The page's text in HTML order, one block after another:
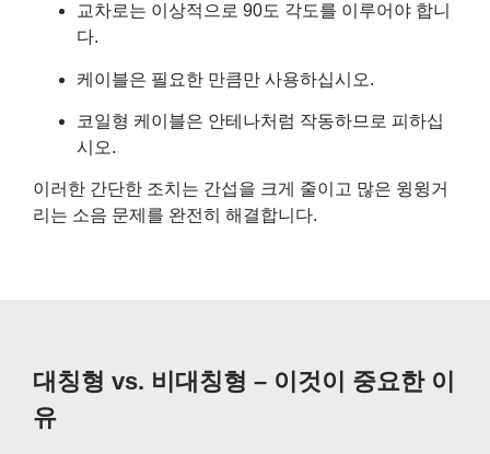
교차로는 이상적으로 90도 각도를 이루어야 합니
다.
케이블은 필요한 만큼만 사용하십시오.
코일형 케이블은 안테나처럼 작동하므로 피하십
시오.
이러한 간단한 조치는 간섭을 크게 줄이고 많은 윙윙거
리는 소음 문제를 완전히 해결합니다.
대칭형 vs. 비대칭형 – 이것이 중요한 이
유